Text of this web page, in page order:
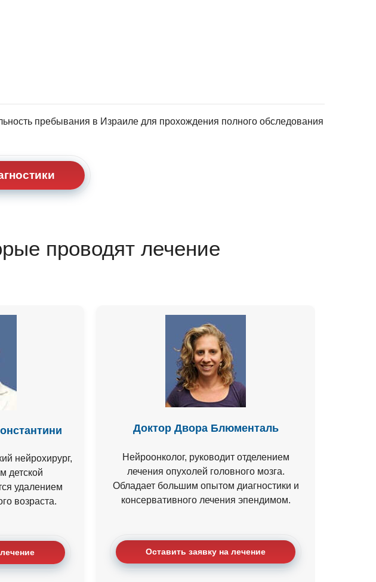
пребывания в Израиле для прохождения полного обследования
проводят лечение
нейрохирург,
детской
удалением
возраста.
Доктор Двора Блюменталь
Нейроонколог, руководит отделением
лечения опухолей головного мозга.
Обладает большим опытом диагностики и
консервативного лечения эпендимом.
Оставить заявку на лечение